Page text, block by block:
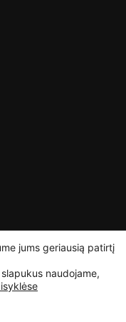
jums geriausią patirtį
naudojame,